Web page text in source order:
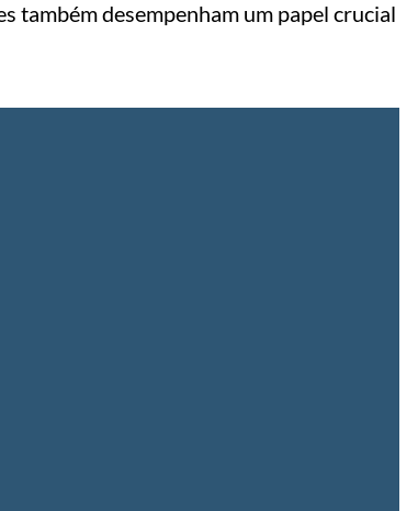
também desempenham um papel crucial